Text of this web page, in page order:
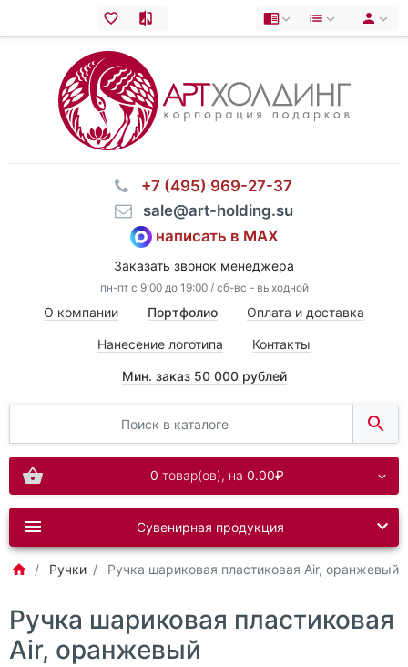
⠀+7 (495) 969-27-37
⠀sale@art-holding.su
написать в MAX
Заказать звонок менеджера
пн-пт с 9:00 до 19:00 / сб-вс - выходной
О компании Портфолио Оплата и доставка
Нанесение логотипа Контакты
Мин. заказ 50 000 рублей
0 товар(ов), на 0.00₽
Сувенирная продукция
Ручки Ручка шариковая пластиковая Air, оранжевый
Ручка шариковая пластиковая
Air, оранжевый